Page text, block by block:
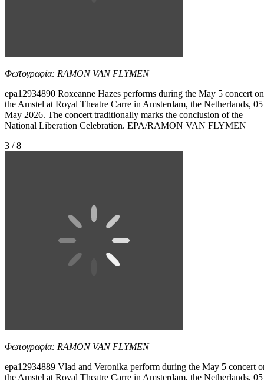
Φωτογραφία: RAMON VAN FLYMEN
epa12934890 Roxeanne Hazes performs during the May 5 concert on
the Amstel at Royal Theatre Carre in Amsterdam, the Netherlands, 05
May 2026. The concert traditionally marks the conclusion of the
National Liberation Celebration. EPA/RAMON VAN FLYMEN
3 / 8
Φωτογραφία: RAMON VAN FLYMEN
epa12934889 Vlad and Veronika perform during the May 5 concert
the Amstel at Royal Theatre Carre in Amsterdam, the Netherlands, 05